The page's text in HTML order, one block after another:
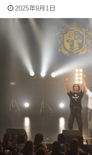
2025年9月1日